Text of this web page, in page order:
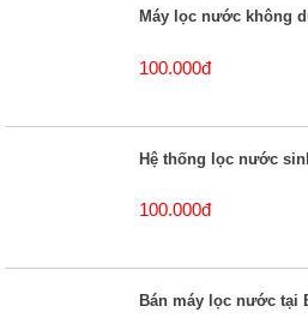
Máy lọc nước không
100.000đ
Hệ thống lọc nước
100.000đ
Bán máy lọc nước tại